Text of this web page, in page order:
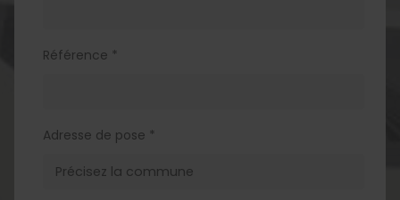
Référence *
Adresse de pose *